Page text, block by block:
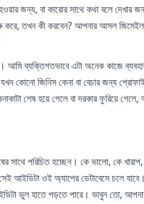
জন্য, বা কারোর সাথে কথা বলে দেখার
তখন কী করবেন? আপনার আসল জিমেইল
ব্যক্তিগতভাবে এটা অনেক কাজে
জিনিস কেনা বা বেচার জন্য
শেষ হয়ে গেলে বা দরকার ফুরিয়ে গেলে,
সাথে পরিচিত হচ্ছেন। কে ভালো, কে
ওই অ্যাপের ডেটাবেসে চলে যাবে।
ভুল হাতে পড়তে পারে। ভাবুন তো,